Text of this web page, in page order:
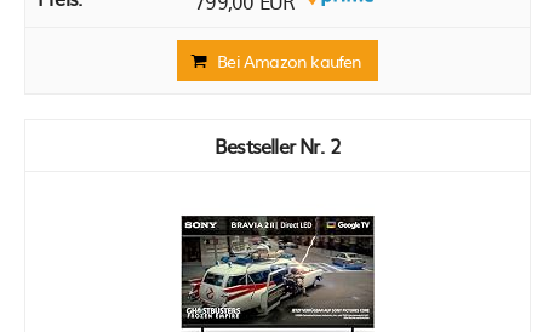
Bei Amazon kaufen
2